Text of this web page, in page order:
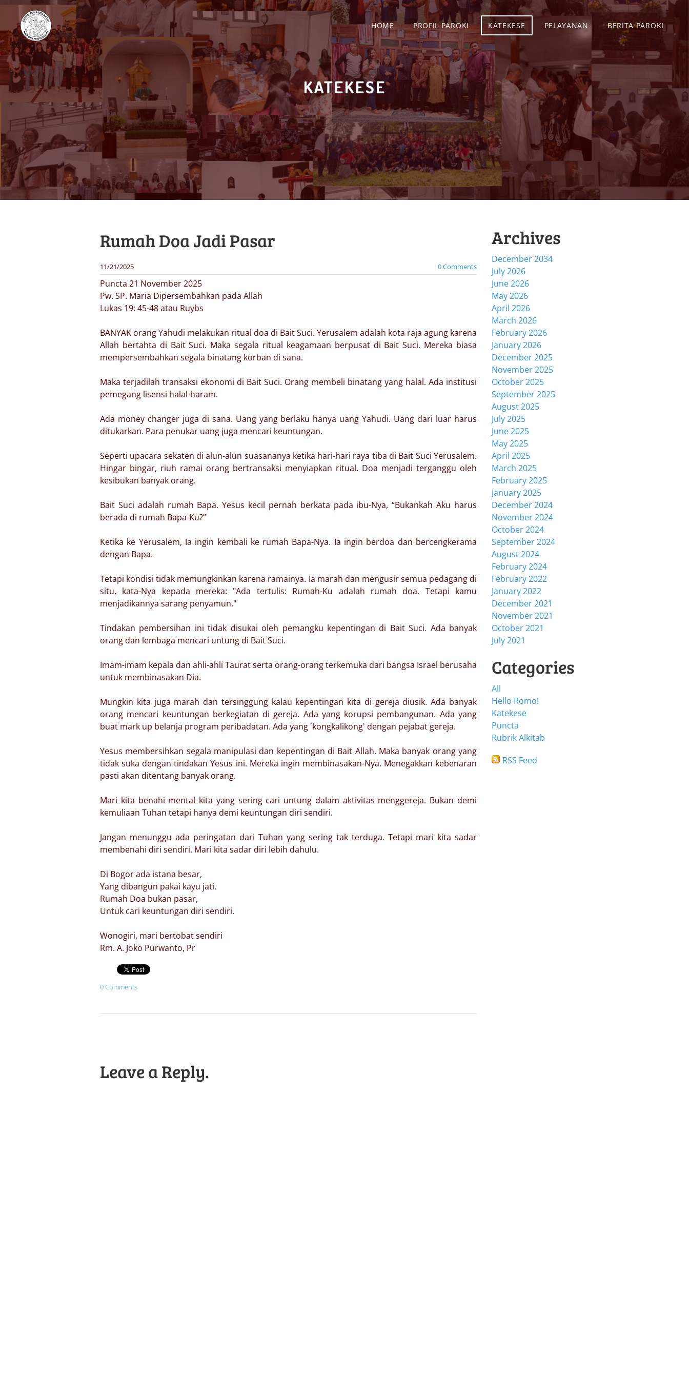
HOME PROFIL PAROKI KATEKESE PELAYANAN BERITA PAROKI
KATEKESE
Rumah Doa Jadi Pasar
11/21/2025 0 Comments
Puncta 21 November 2025
Pw. SP. Maria Dipersembahkan pada Allah
Lukas 19: 45-48 atau Ruybs
BANYAK orang Yahudi melakukan ritual doa di Bait Suci. Yerusalem adalah kota raja agung karena
Allah bertahta di Bait Suci. Maka segala ritual keagamaan berpusat di Bait Suci. Mereka biasa
mempersembahkan segala binatang korban di sana.
Maka terjadilah transaksi ekonomi di Bait Suci. Orang membeli binatang yang halal. Ada institusi
pemegang lisensi halal-haram.
Ada money changer juga di sana. Uang yang berlaku hanya uang Yahudi. Uang dari luar harus
ditukarkan. Para penukar uang juga mencari keuntungan.
Seperti upacara sekaten di alun-alun suasananya ketika hari-hari raya tiba di Bait Suci Yerusalem.
Hingar bingar, riuh ramai orang bertransaksi menyiapkan ritual. Doa menjadi terganggu oleh
kesibukan banyak orang.
Bait Suci adalah rumah Bapa. Yesus kecil pernah berkata pada ibu-Nya, “Bukankah Aku harus
berada di rumah Bapa-Ku?”
Ketika ke Yerusalem, Ia ingin kembali ke rumah Bapa-Nya. Ia ingin berdoa dan bercengkerama
dengan Bapa.
Tetapi kondisi tidak memungkinkan karena ramainya. Ia marah dan mengusir semua pedagang di
situ, kata-Nya kepada mereka: "Ada tertulis: Rumah-Ku adalah rumah doa. Tetapi kamu
menjadikannya sarang penyamun."
Tindakan pembersihan ini tidak disukai oleh pemangku kepentingan di Bait Suci. Ada banyak
orang dan lembaga mencari untung di Bait Suci.
Imam-imam kepala dan ahli-ahli Taurat serta orang-orang terkemuka dari bangsa Israel berusaha
untuk membinasakan Dia.
Mungkin kita juga marah dan tersinggung kalau kepentingan kita di gereja diusik. Ada banyak
orang mencari keuntungan berkegiatan di gereja. Ada yang korupsi pembangunan. Ada yang
buat mark up belanja program peribadatan. Ada yang 'kongkalikong' dengan pejabat gereja.
Yesus membersihkan segala manipulasi dan kepentingan di Bait Allah. Maka banyak orang yang
tidak suka dengan tindakan Yesus ini. Mereka ingin membinasakan-Nya. Menegakkan kebenaran
pasti akan ditentang banyak orang.
Mari kita benahi mental kita yang sering cari untung dalam aktivitas menggereja. Bukan demi
kemuliaan Tuhan tetapi hanya demi keuntungan diri sendiri.
Jangan menunggu ada peringatan dari Tuhan yang sering tak terduga. Tetapi mari kita sadar
membenahi diri sendiri. Mari kita sadar diri lebih dahulu.
Di Bogor ada istana besar,
Yang dibangun pakai kayu jati.
Rumah Doa bukan pasar,
Untuk cari keuntungan diri sendiri.
Wonogiri, mari bertobat sendiri
Rm. A. Joko Purwanto, Pr
0 Comments
Leave a Reply.
Archives
December 2034
July 2026
June 2026
May 2026
April 2026
March 2026
February 2026
January 2026
December 2025
November 2025
October 2025
September 2025
August 2025
July 2025
June 2025
May 2025
April 2025
March 2025
February 2025
January 2025
December 2024
November 2024
October 2024
September 2024
August 2024
February 2024
February 2022
January 2022
December 2021
November 2021
October 2021
July 2021
Categories
All
Hello Romo!
Katekese
Puncta
Rubrik Alkitab
RSS Feed